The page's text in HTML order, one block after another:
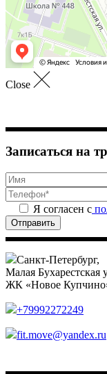
Close
Записаться на
Я согласен с
Отправить
Санкт-Петербург,
Малая Бухарестская
ЖК «Новое
+79992272249
fit.move@yandex.ru